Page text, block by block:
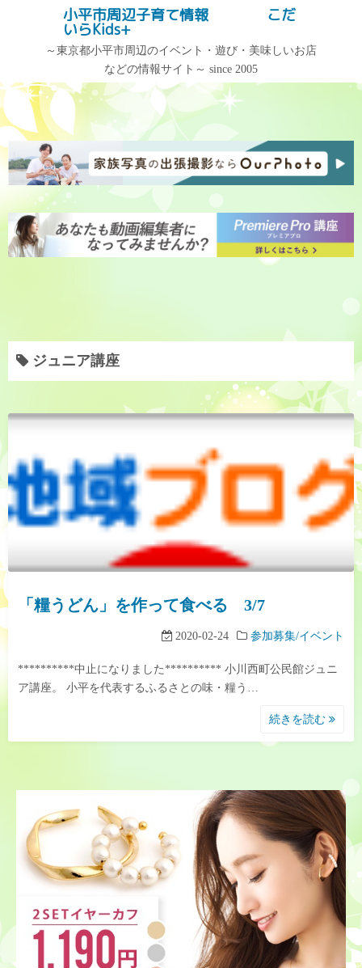
ツ
へ
キ
記事検索
記事カテゴリー
記
事
カ
テ
ゴ
リ
ー
カ
イ
小平市周辺子育て情報 こだ
いらKids+
～東京都小平市周辺のイベント・遊び・美味しいお店
などの情報サイト～ since 2005
ジュニア講座
「糧うどん」を作って食べる 3/7
2020-02-24 参加募集/イベント
**********中止になりました********** 小川西町公民館ジュニ
ア講座。 小平を代表するふるさとの味・糧う…
続きを読む